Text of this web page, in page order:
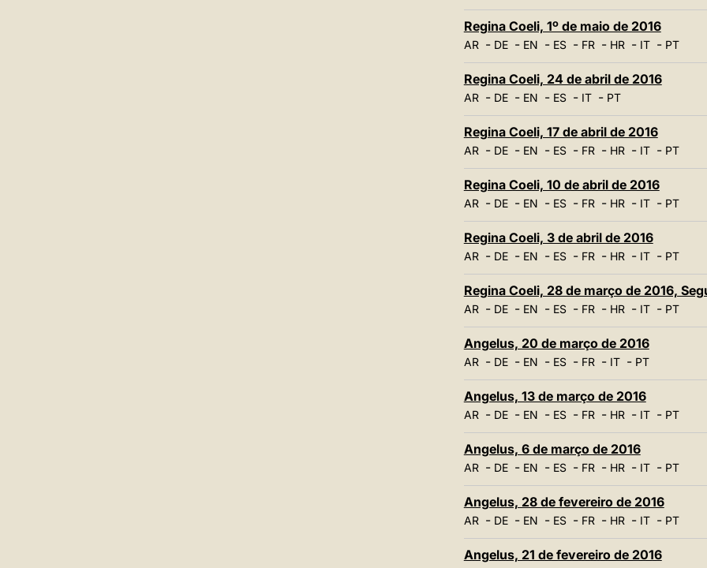
Regina Coeli, 1º de maio de 2016
AR- DE- EN - ES- FR- HR- IT- PT
Regina Coeli, 24 de abril de 2016
AR- DE- EN - ES- IT- PT
Regina Coeli, 17 de abril de 2016
AR- DE- EN - ES- FR- HR- IT- PT
Regina Coeli, 10 de abril de 2016
AR- DE- EN - ES- FR- HR- IT- PT
Regina Coeli, 3 de abril de 2016
AR- DE- EN - ES- FR- HR- IT- PT
Regina Coeli, 28 de março de 2016,
AR- DE- EN - ES- FR- HR- IT- PT
Angelus, 20 de março de 2016
AR- DE- EN - ES- FR- IT- PT
Angelus, 13 de março de 2016
AR- DE- EN - ES- FR- HR- IT- PT
Angelus, 6 de março de 2016
AR- DE- EN - ES- FR- HR- IT- PT
Angelus, 28 de fevereiro de 2016
AR- DE- EN - ES- FR- HR- IT- PT
Angelus, 21 de fevereiro de 2016